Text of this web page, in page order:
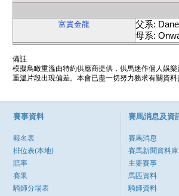
富貴金龍
父系:
母系:
備註
模擬鳥瞰重溫由特約供應商提供，供馬迷作個人娛
重溫片段出現偏差。本會已盡一切努力務求有關資
賽事資料
報名表
排位表(本地)
賠率
賽果
騎師分場表
賽馬消息及資
賽馬消息
賽馬新聞資料庫
主要賽事
馬匹資料
騎師資料